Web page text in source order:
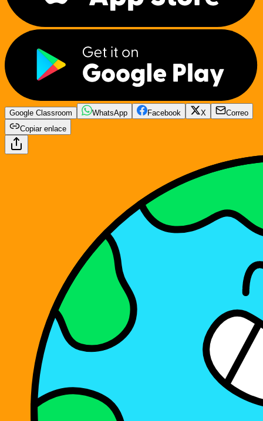
Google Classroom WhatsApp Facebook X
Correo
Copiar enlace